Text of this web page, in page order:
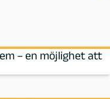
– en möjlighet att